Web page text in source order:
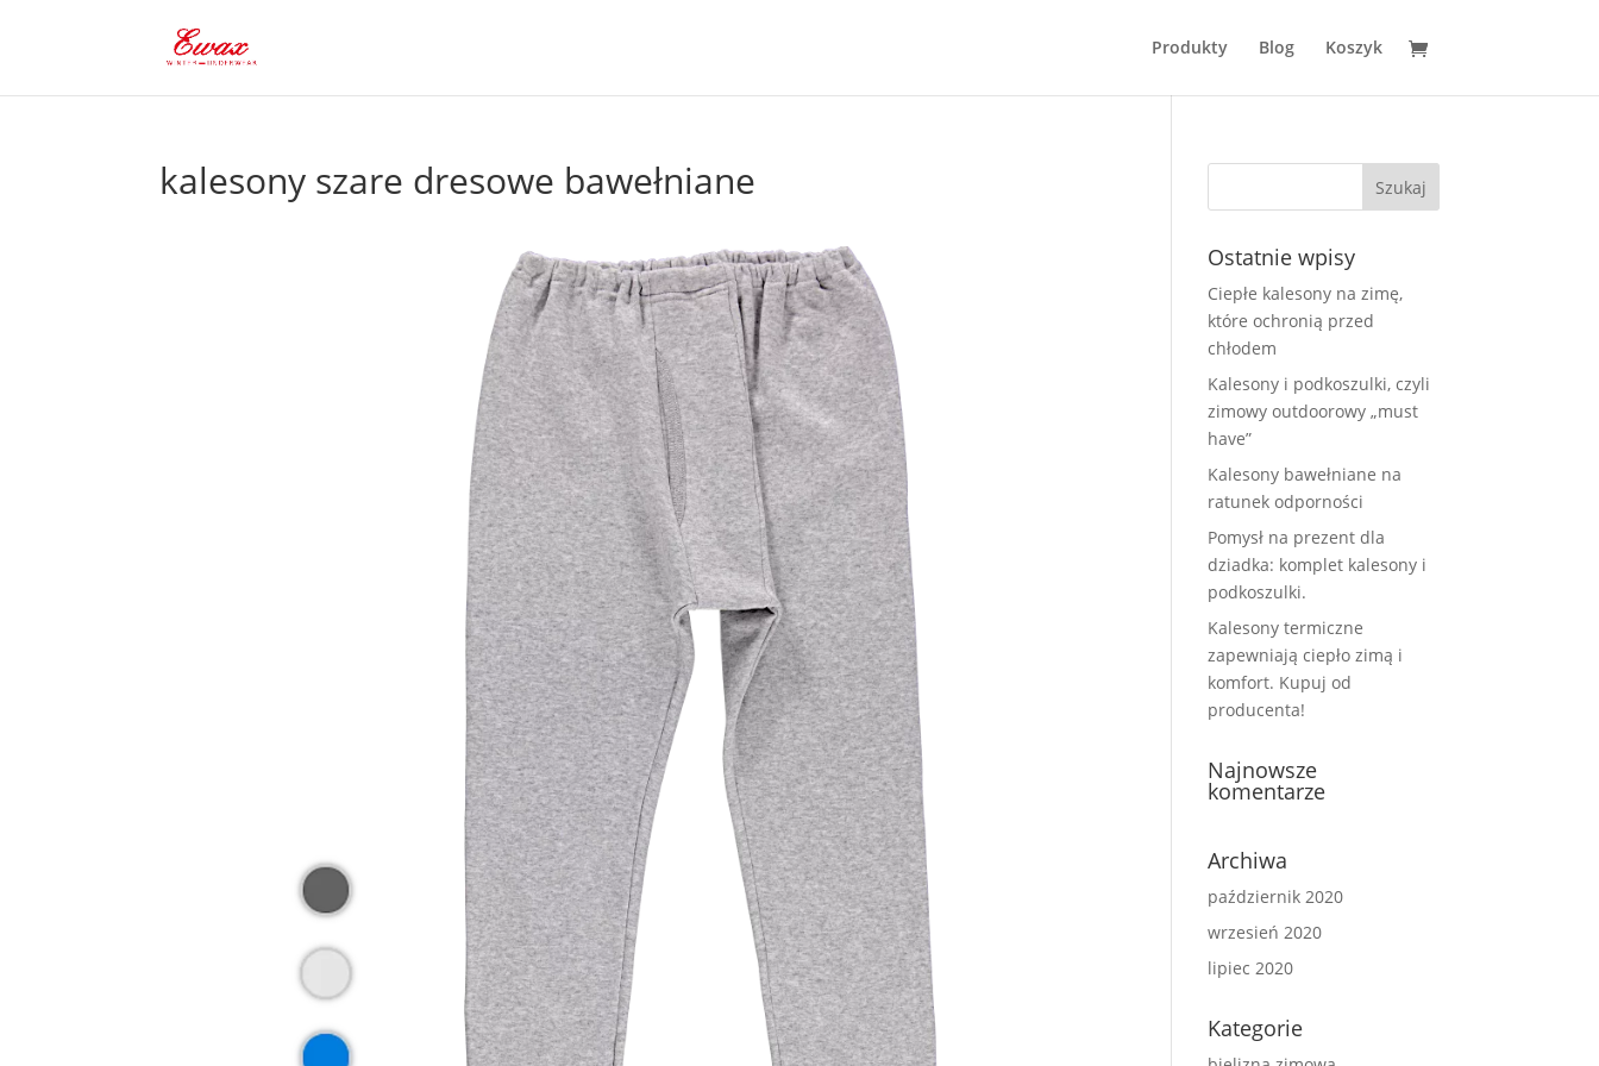
Produkty Blog Koszyk
kalesony szare dresowe bawełniane
Ostatnie wpisy
Ciepłe kalesony na zimę,
które ochronią przed
chłodem
Kalesony i podkoszulki, czyli
zimowy outdoorowy „must
have”
Kalesony bawełniane na
ratunek odporności
Pomysł na prezent dla
dziadka: komplet kalesony i
podkoszulki.
Kalesony termiczne
zapewniają ciepło zimą i
komfort. Kupuj od
producenta!
Najnowsze
komentarze
Archiwa
październik 2020
wrzesień 2020
lipiec 2020
Kategorie